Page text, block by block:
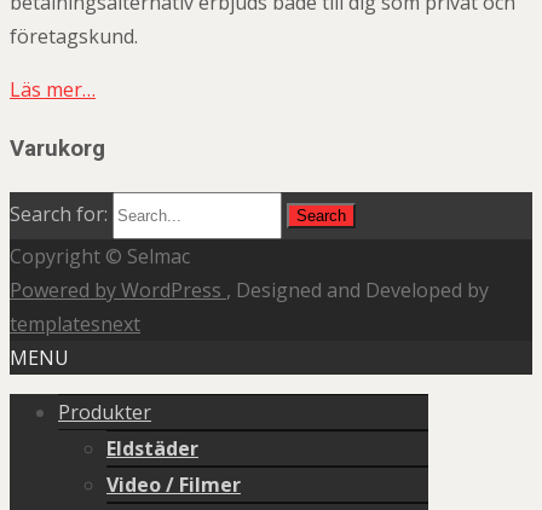
företagskund.
Läs mer…
Varukorg
Search for:
Copyright © Selmac
Powered by WordPress , Designed and Developed by
templatesnext
MENU
Produkter
Eldstäder
Video / Filmer